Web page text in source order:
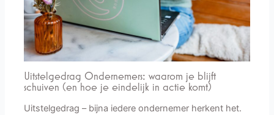
Uitstelgedrag Ondernemers: waarom je blijft
schuiven (en hoe je eindelijk in actie komt)
Uitstelgedrag – bijna iedere ondernemer herkent het.